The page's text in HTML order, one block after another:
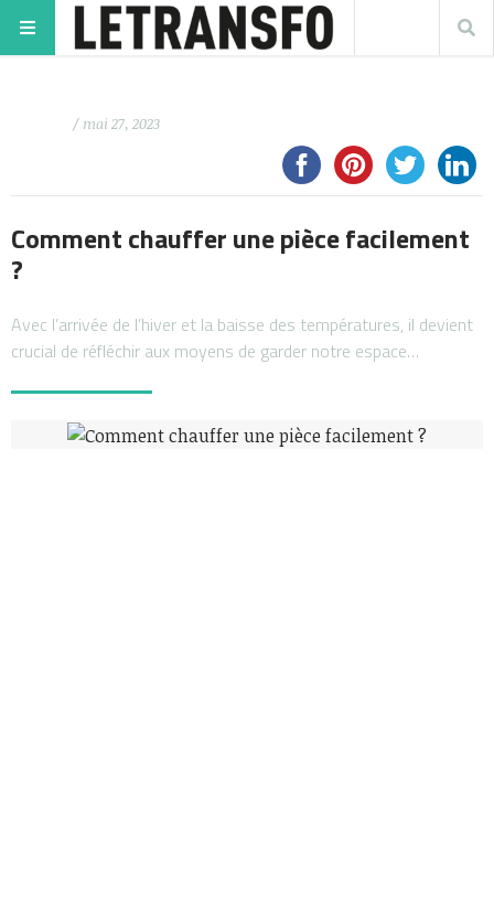
/ mai 27, 2023
Comment chauffer une pièce facilement
?
Avec l’arrivée de l’hiver et la baisse des températures, il devient
crucial de réfléchir aux moyens de garder notre espace…